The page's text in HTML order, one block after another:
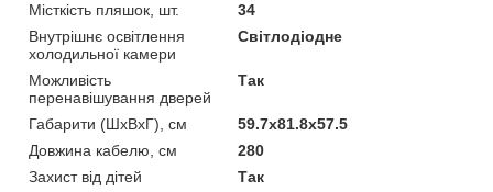
Місткість пляшок, шт.
34
Внутрішнє освітлення
холодильної камери
Світлодіодне
Можливість
перенавішування дверей
Так
Габарити (ШхВхГ), см
59.7x81.8x57.5
Довжина кабелю, см
280
Захист від дітей
Так